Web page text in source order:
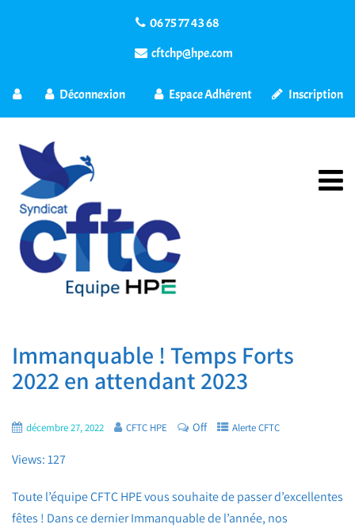
06 75 77 43 68
cftchp@hpe.com
Déconnexion Espace Adhérent Inscription
Immanquable ! Temps Forts
2022 en attendant 2023
décembre 27, 2022 CFTC HPE Off Alerte CFTC
Views: 127
Toute l’équipe CFTC HPE vous souhaite de passer d’excellentes
fêtes ! Dans ce dernier Immanquable de l’année, nos